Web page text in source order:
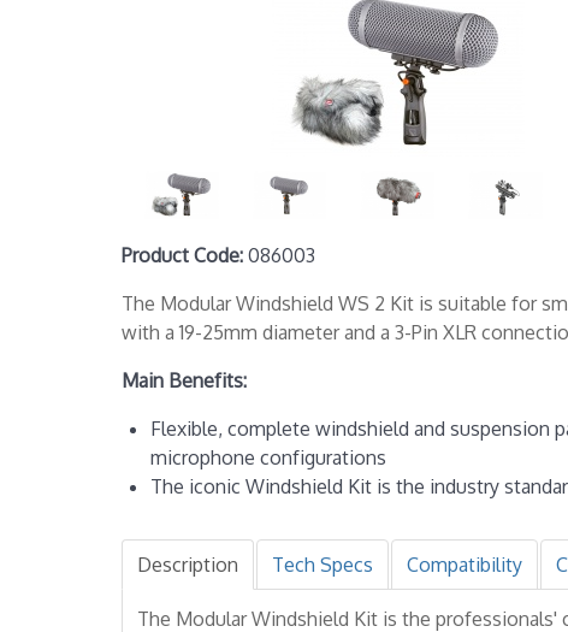
Product Code: 086003
The Modular Windshield WS 2 Kit is suitable for
with a 19-25mm diameter and a 3-Pin XLR
Main Benefits:
Flexible, complete windshield and suspension
microphone configurations
The iconic Windshield Kit is the industry
Description Tech Specs Compatibility
The Modular Windshield Kit is the